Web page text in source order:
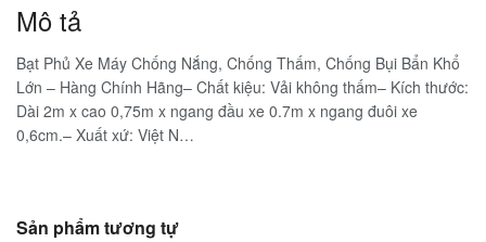
Mô tả
Bạt Phủ Xe Máy Chống Nắng, Chống Thấm, Chống Bụi Bẩn Khổ
Lớn – Hàng Chính Hãng– Chất kiệu: Vải không thấm– Kích thước:
Dài 2m x cao 0,75m x ngang đầu xe 0.7m x ngang đuôi xe
0,6cm.– Xuất xứ: Việt N…
Sản phẩm tương tự